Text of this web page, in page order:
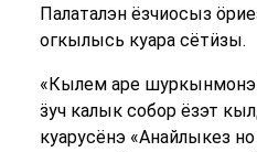
Палаталэн ёзчиосыз
огкылысь куара сётӥзы.
«Кылем аре
ӟуч калык собор ёзэт
куарусёнэ «Анайлыкез